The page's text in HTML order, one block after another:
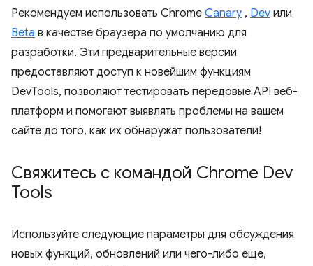
Рекомендуем использовать Chrome Canary , Dev или
Beta в качестве браузера по умолчанию для
разработки. Эти предварительные версии
предоставляют доступ к новейшим функциям
DevTools, позволяют тестировать передовые API веб-
платформ и помогают выявлять проблемы на вашем
сайте до того, как их обнаружат пользователи!
Свяжитесь с командой Chrome Dev
Tools
Используйте следующие параметры для обсуждения
новых функций, обновлений или чего-либо еще,